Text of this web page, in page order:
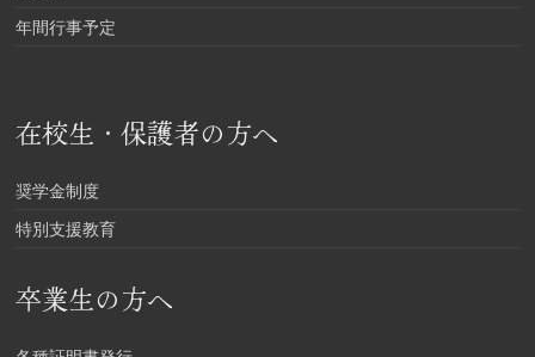
年間行事予定
在校生・保護者の方へ
奨学金制度
特別支援教育
卒業生の方へ